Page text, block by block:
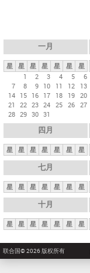
一月
星 星 星 星 星 星
星
1
2 3 4 5
6
7
8 9 10 11 12
13
14 15 16 17 18 19 20
21
22 23 24 25 26 27
28 29 30 31
四月
星 星 星 星 星 星 星
七月
星 星 星 星 星 星 星
十月
星 星 星 星 星 星 星
联合国© 2026 版权所有